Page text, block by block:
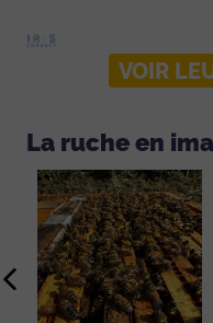
VOIR
La ruche en